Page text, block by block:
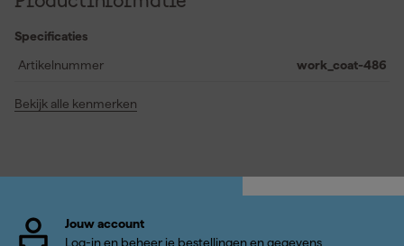
Specificaties
Artikelnummer
work_coat-486
Bekijk alle kenmerken
Jouw account
Log-in en beheer je bestellingen en gegevens